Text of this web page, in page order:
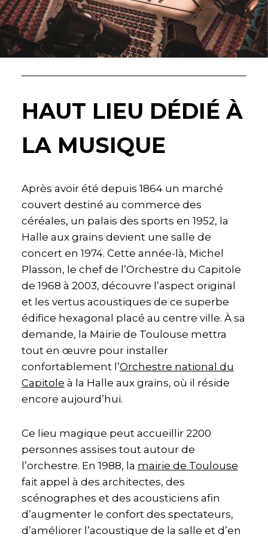
HAUT LIEU DÉDIÉ À
LA MUSIQUE
Après avoir été depuis 1864 un marché
couvert destiné au commerce des
céréales, un palais des sports en 1952, la
Halle aux grains devient une salle de
concert en 1974. Cette année-là, Michel
Plasson, le chef de l’Orchestre du Capitole
de 1968 à 2003, découvre l’aspect original
et les vertus acoustiques de ce superbe
édifice hexagonal placé au centre ville. À sa
demande, la Mairie de Toulouse mettra
tout en œuvre pour installer
confortablement l’Orchestre national du
Capitole à la Halle aux grains, où il réside
encore aujourd’hui.
Ce lieu magique peut accueillir 2200
personnes assises tout autour de
l’orchestre. En 1988, la mairie de Toulouse
fait appel à des architectes, des
scénographes et des acousticiens afin
d’augmenter le confort des spectateurs,
d’améliorer l’acoustique de la salle et d’en